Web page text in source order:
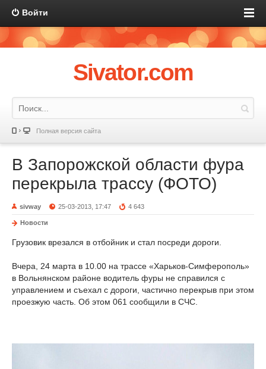
Войти
Sivator.com
Полная версия сайта
В Запорожской области фура
перекрыла трассу (ФОТО)
sivway 25-03-2013, 17:47 4 643
Новости
Грузовик врезался в отбойник и стал посреди дороги.
Вчера, 24 марта в 10.00 на трассе «Харьков-Симферополь»
в Вольнянском районе водитель фуры не справился с
управлением и съехал с дороги, частично перекрыв при этом
проезжую часть. Об этом 061 сообщили в СЧС.